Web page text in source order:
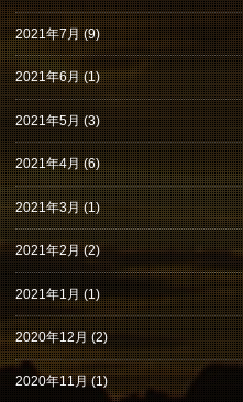
2021年7月(9)
2021年6月(1)
2021年5月(3)
2021年4月(6)
2021年3月(1)
2021年2月(2)
2021年1月(1)
2020年12月(2)
2020年11月(1)